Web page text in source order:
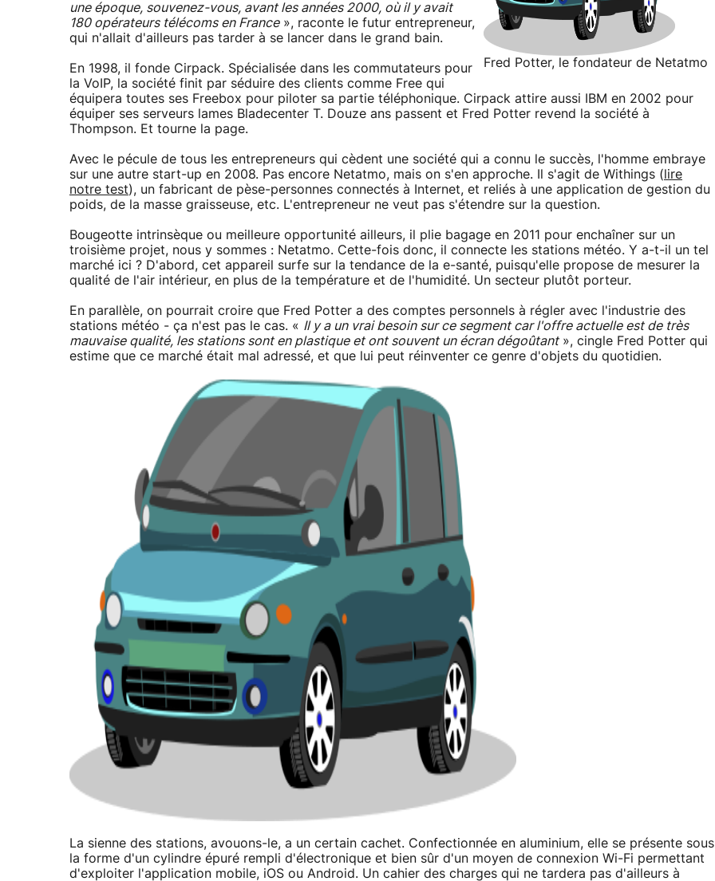
Fred Potter, le fondateur de Netatmo
une époque, souvenez-vous, avant les années 2000, où il y avait
180 opérateurs télécoms en France», raconte le futur entrepreneur,
qui n'allait d'ailleurs pas tarder à se lancer dans le grand bain.
En 1998, il fonde Cirpack. Spécialisée dans les commutateurs pour
la VoIP, la société finit par séduire des clients comme Free qui
équipera toutes ses Freebox pour piloter sa partie téléphonique. Cirpack attire aussi IBM en 2002 pour
équiper ses serveurs lames Bladecenter T. Douze ans passent et Fred Potter revend la société à
Thompson. Et tourne la page.
Avec le pécule de tous les entrepreneurs qui cèdent une société qui a connu le succès, l'homme embraye
sur une autre start-up en 2008. Pas encore Netatmo, mais on s'en approche. Il s'agit de Withings ( lire
notre test), un fabricant de pèse-personnes connectés à Internet, et reliés à une application de gestion du
poids, de la masse graisseuse, etc. L'entrepreneur ne veut pas s'étendre sur la question.
Bougeotte intrinsèque ou meilleure opportunité ailleurs, il plie bagage en 2011 pour enchaîner sur un
troisième projet, nous y sommes : Netatmo. Cette-fois donc, il connecte les stations météo. Y a-t-il un tel
marché ici ? D'abord, cet appareil surfe sur la tendance de la e-santé, puisqu'elle propose de mesurer la
qualité de l'air intérieur, en plus de la température et de l'humidité. Un secteur plutôt porteur.
En parallèle, on pourrait croire que Fred Potter a des comptes personnels à régler avec l'industrie des
stations météo - ça n'est pas le cas. « Il y a un vrai besoin sur ce segment car l'offre actuelle est de très
mauvaise qualité, les stations sont en plastique et ont souvent un écran dégoûtant», cingle Fred Potter qui
estime que ce marché était mal adressé, et que lui peut réinventer ce genre d'objets du quotidien.
La sienne des stations, avouons-le, a un certain cachet. Confectionnée en aluminium, elle se présente sous
la forme d'un cylindre épuré rempli d'électronique et bien sûr d'un moyen de connexion Wi-Fi permettant
d'exploiter l'application mobile, iOS ou Android. Un cahier des charges qui ne tardera pas d'ailleurs à